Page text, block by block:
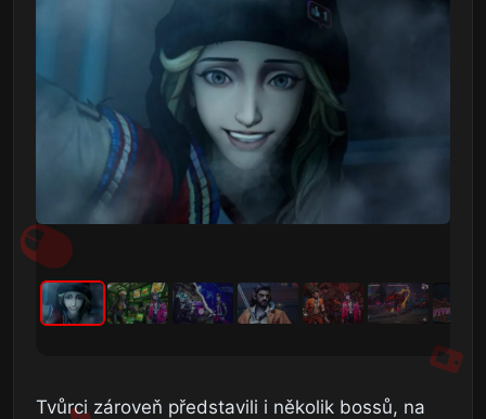
Tvůrci zároveň představili i několik bossů, na